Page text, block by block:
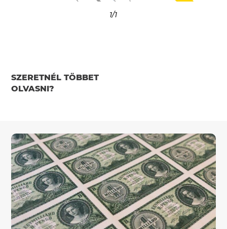
1/1
SZERETNÉL TÖBBET
OLVASNI?